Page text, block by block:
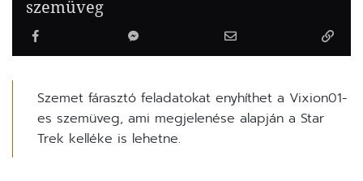
szemüveg
Szemet fárasztó feladatokat enyhíthet a Vixion01-
es szemüveg, ami megjelenése alapján a Star
Trek kelléke is lehetne.